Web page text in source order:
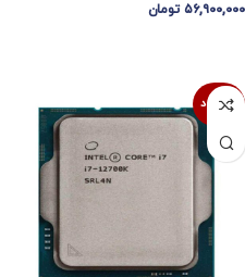
۵۶,۹۰۰,۰۰۰ تومان
ناموجود